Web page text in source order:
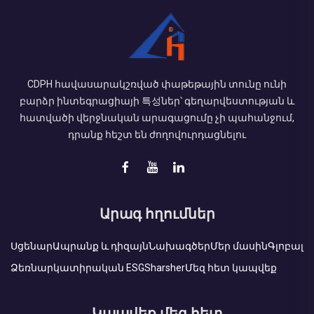
CDPH հավասարակշռված փաթեթային տունը ունի
բարձր ինտեգրացիայի 특성ներ՝ գեղարվեստության և
հատվածի վերջնական արագացումը չի պահանջում,
դրանք հեշտ են ժողովուրդացնելու
Արագ հղումներ
ՍցենարԱպրանք և դիզայնՆախագծերՄեր մասինԳլոբալ
Ձեռնարկատիրական ESGSharsherՄեզ հետ կապվեք